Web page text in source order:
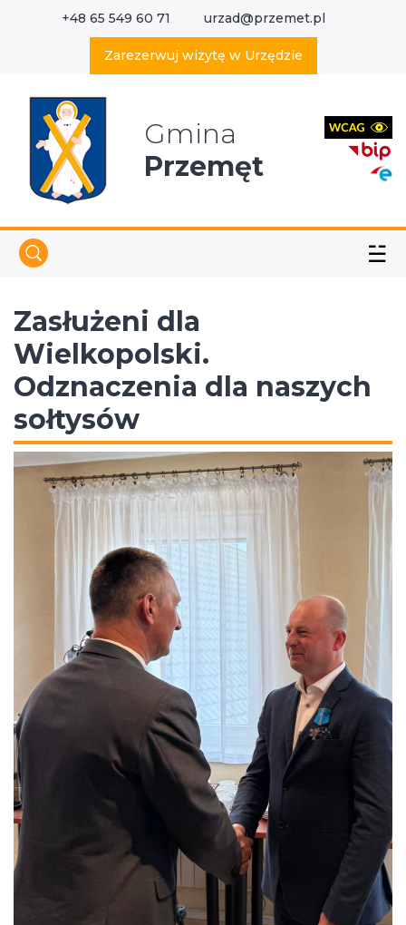
+48 65 549 60 71 urzad@przemet.pl
Zarezerwuj wizytę w Urzędzie
Gmina
Przemęt
☱
Zasłużeni dla
Wielkopolski.
Odznaczenia dla naszych
sołtysów
Wyszukaj w serwisie